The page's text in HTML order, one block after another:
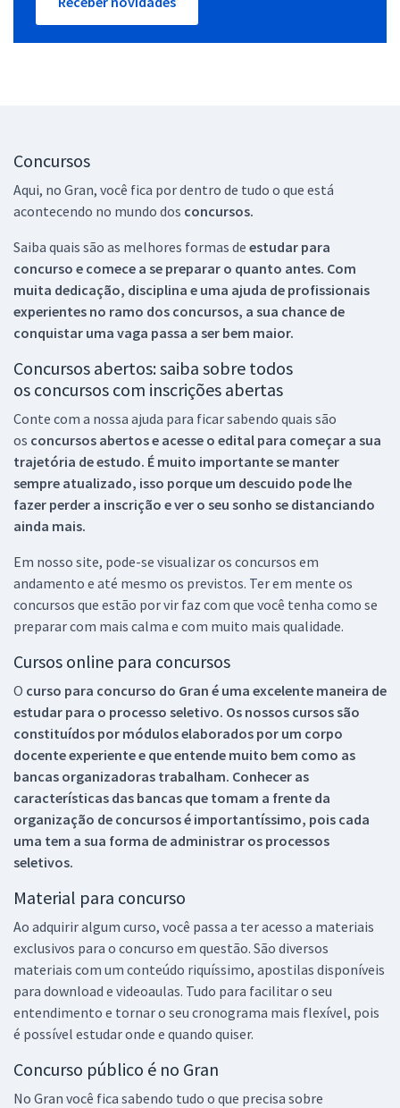
Concursos
Aqui, no Gran, você fica por dentro de tudo o que está
acontecendo no mundo dos concursos.
Saiba quais são as melhores formas de estudar para
concurso e comece a se preparar o quanto antes. Com
muita dedicação, disciplina e uma ajuda de profissionais
experientes no ramo dos concursos, a sua chance de
conquistar uma vaga passa a ser bem maior.
Concursos abertos: saiba sobre todos
os concursos com inscrições abertas
Conte com a nossa ajuda para ficar sabendo quais são
os concursos abertos e acesse o edital para começar a sua
trajetória de estudo. É muito importante se manter
sempre atualizado, isso porque um descuido pode lhe
fazer perder a inscrição e ver o seu sonho se distanciando
ainda mais.
Em nosso site, pode-se visualizar os concursos em
andamento e até mesmo os previstos. Ter em mente os
concursos que estão por vir faz com que você tenha como se
preparar com mais calma e com muito mais qualidade.
Cursos online para concursos
O curso para concurso do Gran é uma excelente maneira de
estudar para o processo seletivo. Os nossos cursos são
constituídos por módulos elaborados por um corpo
docente experiente e que entende muito bem como as
bancas organizadoras trabalham. Conhecer as
características das bancas que tomam a frente da
organização de concursos é importantíssimo, pois cada
uma tem a sua forma de administrar os processos
seletivos.
Material para concurso
Ao adquirir algum curso, você passa a ter acesso a materiais
exclusivos para o concurso em questão. São diversos
materiais com um conteúdo riquíssimo, apostilas disponíveis
para download e videoaulas. Tudo para facilitar o seu
entendimento e tornar o seu cronograma mais flexível, pois
é possível estudar onde e quando quiser.
Concurso público é no Gran
No Gran você fica sabendo tudo o que precisa sobre